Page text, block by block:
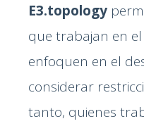
E3.topology
que trabajan en
enfoquen en el
considerar
tanto, quienes